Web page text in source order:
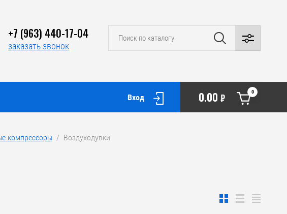
Вход 0.00 ₽
0
+7 (963) 440-17-04
заказать звонок
компрессоры
  /  Воздуходувки